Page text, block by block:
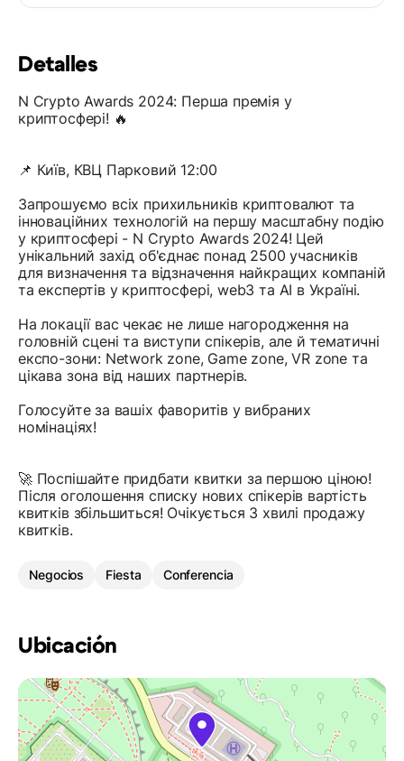
Detalles
N Crypto Awards 2024: Перша премія у
криптосфері! 🔥
📌 Київ, КВЦ Парковий 12:00
Запрошуємо всіх прихильників криптовалют та
інноваційних технологій на першу масштабну подію
у криптосфері - N Crypto Awards 2024! Цей
унікальний захід об'єднає понад 2500 учасників
для визначення та відзначення найкращих компаній
та експертів у криптосфері, web3 та AI в Україні.
На локації вас чекає не лише нагородження на
головній сцені та виступи спікерів, але й тематичні
експо-зони: Network zone, Game zone, VR zone та
цікава зона від наших партнерів.
Голосуйте за вашіх фаворитів у вибраних
номінаціях!
🚀 Поспішайте придбати квитки за першою ціною!
Після оголошення списку нових спікерів вартість
квитків збільшиться! Очікується 3 хвилі продажу
квитків.
Negocios Fiesta Conferencia
Ubicación